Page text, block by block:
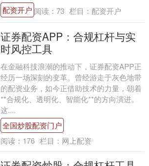
配资开户 阅读： 73 栏目： 配资开户
证券配资APP：合规杠杆与实
时风控工具
在金融科技浪潮的推动下，证券配资APP正
经历一场深刻的变革。曾经游走于灰色地带
的配资业务，如今正借助技术的力量，朝着
**合规化、透明化、智能化**的方向演进。
这....
全国炒股配资门户
阅读： 176 栏目： 网上配资